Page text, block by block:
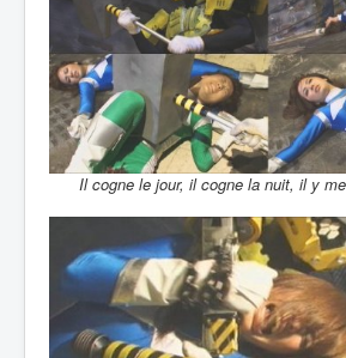
Il cogne le jour, il cogne la nuit, il y